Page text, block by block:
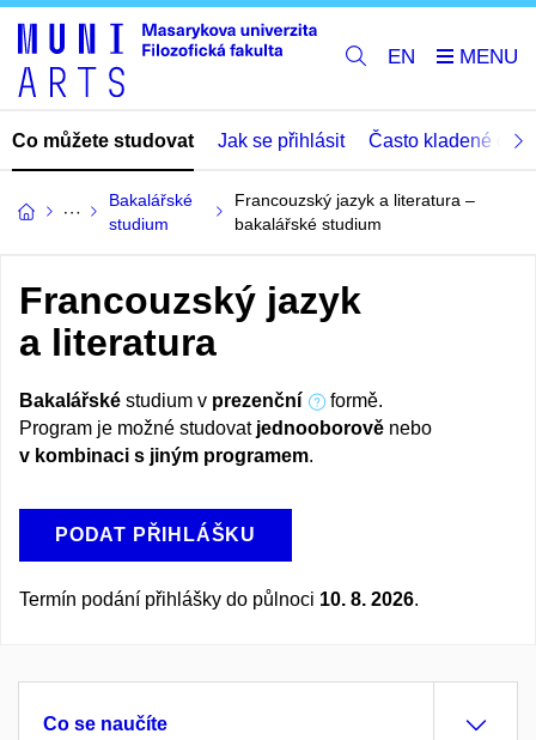
EN
Co můžete studovat Jak se přihlásit Často kladené
Bakalářské
studium
Francouzský jazyk a literatura –
bakalářské studium
Francouzský jazyk
a literatura
Bakalářské studium v prezenční
formě.
Program je možné studovat jednooborově nebo
v kombinaci s jiným programem.
PODAT PŘIHLÁŠKU
Termín podání přihlášky do půlnoci 10. 8. 2026.
Co se naučíte